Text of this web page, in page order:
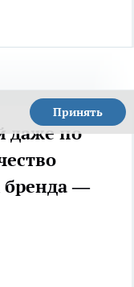
Принять
даже по
бренда —